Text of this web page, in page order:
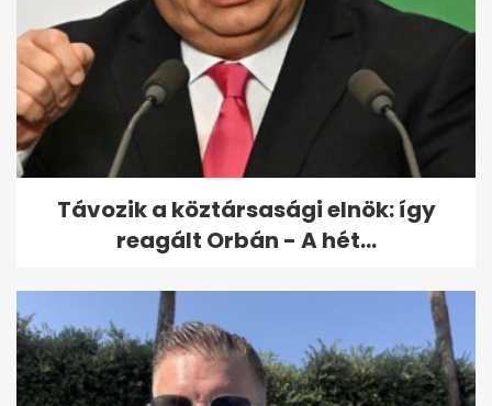
Robbanóanyaggal felszerelt
drónt fogtak el a lipcsei
reptéren
Távozik a köztársasági elnök: így
reagált Orbán - A hét...